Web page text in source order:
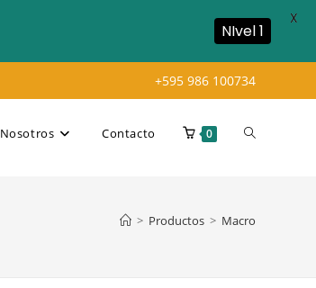
+595 986 100734
Nosotros Contacto 0 Alternar
> Productos > Macro
NIvel 1
X